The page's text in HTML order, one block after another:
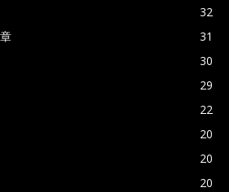
32
31
30
29
22
20
20
20